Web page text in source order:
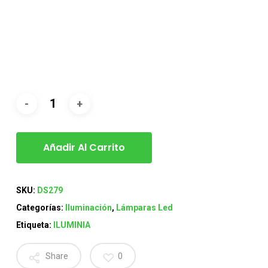
Añadir Al Carrito
SKU: DS279
Categorías:
Iluminación, Lámparas Led
Etiqueta:
ILUMINIA
Share 0